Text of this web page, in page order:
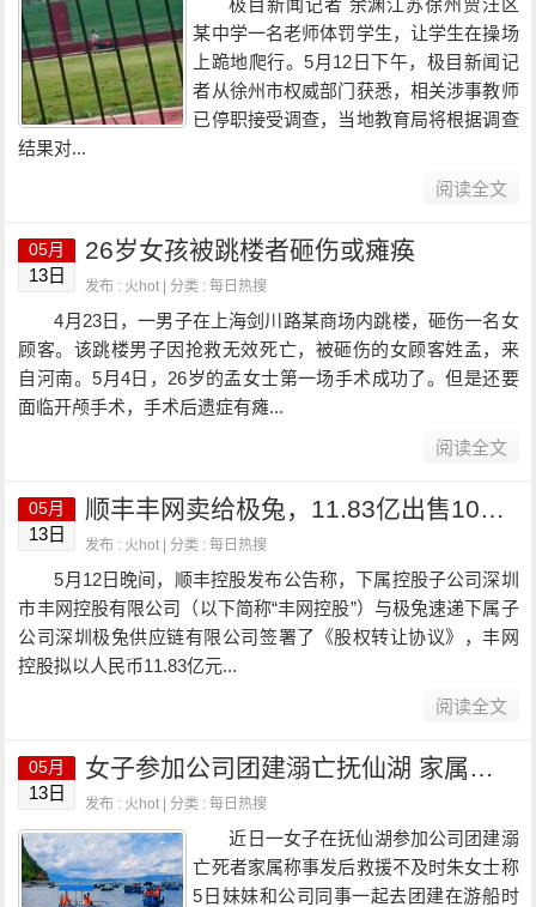
极目新闻记者 余渊江苏徐州贾汪区
某中学一名老师体罚学生，让学生在操场
上跪地爬行。5月12日下午，极目新闻记
者从徐州市权威部门获悉，相关涉事教师
已停职接受调查，当地教育局将根据调查
结果对...
阅读全文
05月
13日
26岁女孩被跳楼者砸伤或瘫痪
发布 : 火hot | 分类 :每日热搜
4月23日，一男子在上海剑川路某商场内跳楼，砸伤一名女
顾客。该跳楼男子因抢救无效死亡，被砸伤的女顾客姓孟，来
自河南。5月4日，26岁的孟女士第一场手术成功了。但是还要
面临开颅手术，手术后遗症有瘫...
阅读全文
05月
13日
顺丰丰网卖给极兔，11.83亿出售100%股权
发布 : 火hot | 分类 :每日热搜
5月12日晚间，顺丰控股发布公告称，下属控股子公司深圳
市丰网控股有限公司（以下简称“丰网控股”）与极兔速递下属子
公司深圳极兔供应链有限公司签署了《股权转让协议》，丰网
控股拟以人民币11.83亿元...
阅读全文
05月
13日
女子参加公司团建溺亡抚仙湖 家属：打水仗致船只侧翻 无安全员
发布 : 火hot | 分类 :每日热搜
近日一女子在抚仙湖参加公司团建溺
亡死者家属称事发后救援不及时朱女士称
5日妹妹和公司同事一起去团建在游船时